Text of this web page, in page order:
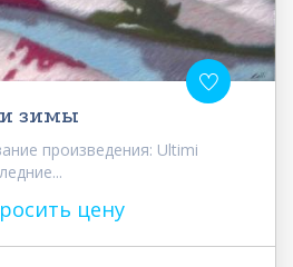
зимы
произведения: Ultimi
цену